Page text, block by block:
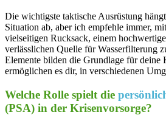
Die wichtigste taktische Ausrüstung
Situation ab, aber ich empfehle immer,
vielseitigen Rucksack, einem
verlässlichen Quelle für Wasserfilterung
Elemente bilden die Grundlage für deine
ermöglichen es dir, in verschiedenen
Welche Rolle spielt die
(PSA) in der Krisenvorsorge?